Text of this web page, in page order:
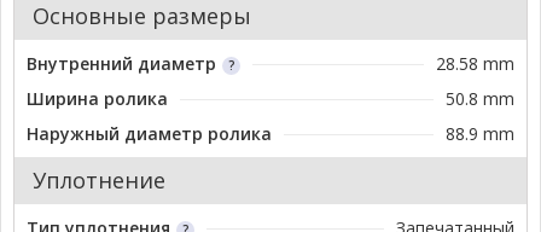
Основные размеры
Внутренний диаметр
28.58 mm
Ширина ролика
50.8 mm
Наружный диаметр ролика
88.9 mm
Уплотнение